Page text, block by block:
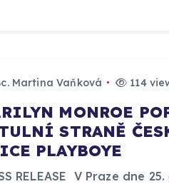
Martina Vaňková 114
MONROE
STRANĚ
PLAYBOYE
RELEASE V Praze dne